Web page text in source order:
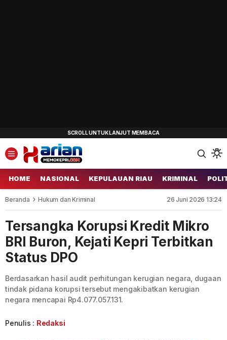
HOME NASIONAL KEPULAUAN RIAU KRIMINAL
Beranda Hukum dan Kriminal 26 Juni 2026 13:24
Tersangka Korupsi Kredit Mikro
BRI Buron, Kejati Kepri Terbitkan
Status DPO
Berdasarkan hasil audit perhitungan kerugian negara, dugaan
tindak pidana korupsi tersebut mengakibatkan kerugian
negara mencapai Rp4.077.057.131.
Penulis : Redaksi